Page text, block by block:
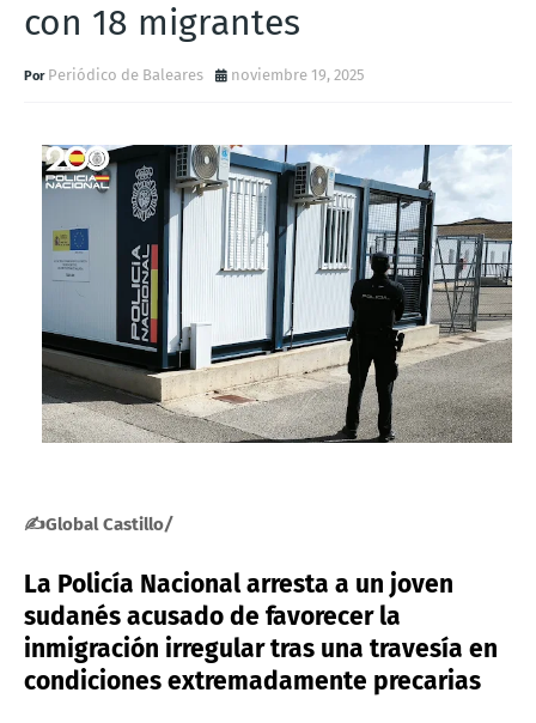
con 18 migrantes
Periódico de Baleares noviembre 19, 2025
✍Global Castillo/
La Policía Nacional arresta a un joven
sudanés acusado de favorecer la
inmigración irregular tras una travesía en
condiciones extremadamente precarias